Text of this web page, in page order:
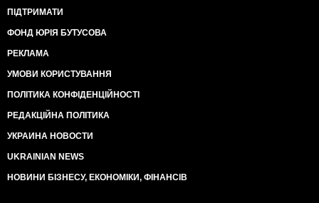
ПІДТРИМАТИ
ФОНД ЮРІЯ БУТУСОВА
РЕКЛАМА
УМОВИ КОРИСТУВАННЯ
ПОЛІТИКА КОНФІДЕНЦІЙНОСТІ
РЕДАКЦІЙНА ПОЛІТИКА
УКРАИНА НОВОСТИ
UKRAINIAN NEWS
НОВИНИ БІЗНЕСУ, ЕКОНОМІКИ, ФІНАНСІВ